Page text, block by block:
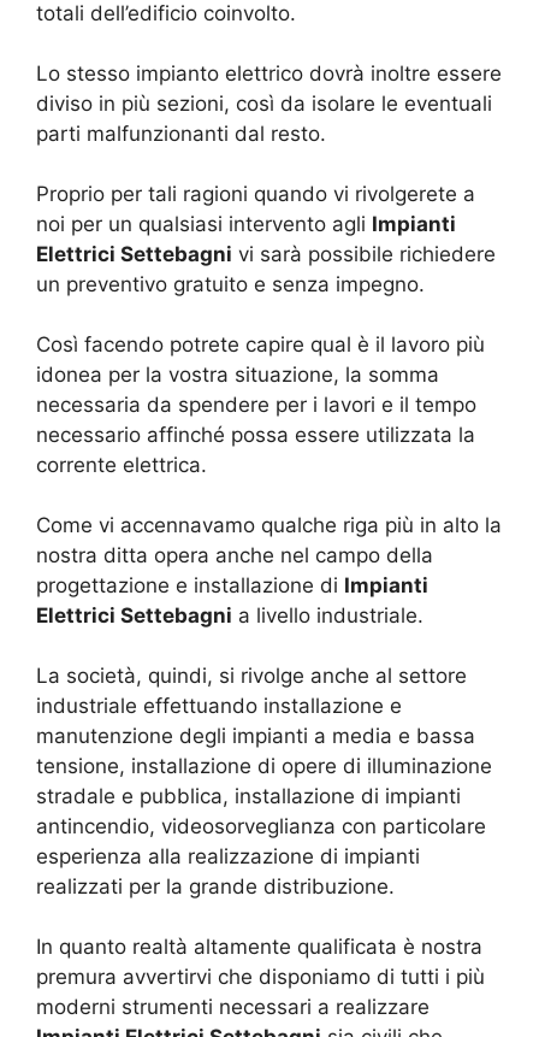
totali dell’edificio coinvolto.
Lo stesso impianto elettrico dovrà inoltre essere
diviso in più sezioni, così da isolare le eventuali
parti malfunzionanti dal resto.
Proprio per tali ragioni quando vi rivolgerete a
noi per un qualsiasi intervento agli Impianti
Elettrici Settebagni vi sarà possibile richiedere
un preventivo gratuito e senza impegno.
Così facendo potrete capire qual è il lavoro più
idonea per la vostra situazione, la somma
necessaria da spendere per i lavori e il tempo
necessario affinché possa essere utilizzata la
corrente elettrica.
Come vi accennavamo qualche riga più in alto la
nostra ditta opera anche nel campo della
progettazione e installazione di Impianti
Elettrici Settebagni a livello industriale.
La società, quindi, si rivolge anche al settore
industriale effettuando installazione e
manutenzione degli impianti a media e bassa
tensione, installazione di opere di illuminazione
stradale e pubblica, installazione di impianti
antincendio, videosorveglianza con particolare
esperienza alla realizzazione di impianti
realizzati per la grande distribuzione.
In quanto realtà altamente qualificata è nostra
premura avvertirvi che disponiamo di tutti i più
moderni strumenti necessari a realizzare